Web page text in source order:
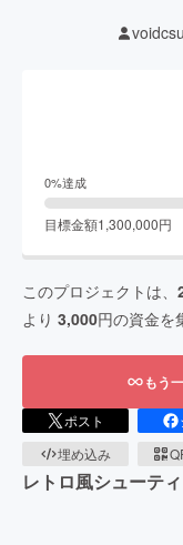
0%達成
目標金額1,300,000円
このプロジェクトは、
より 3,000円の資金を
もう
ポスト
埋め込み
レトロ風シューテ